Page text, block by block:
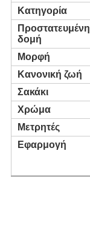
Κατηγορία
Προστατευμένη
δομή
Μορφή
Κανονική ζωή
Σακάκι
Χρώμα
Μετρητές
Εφαρμογή